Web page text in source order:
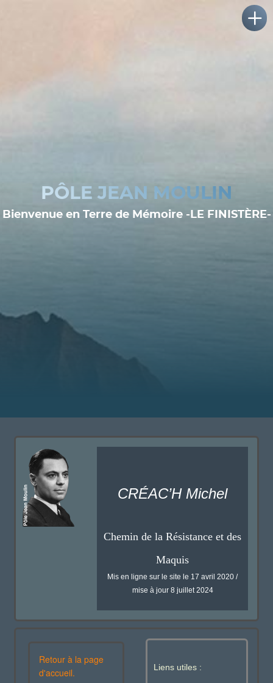
PÔLE JEAN MOULIN
Bienvenue en Terre de Mémoire -LE FINISTÈRE-
CRÉAC’H Michel
Chemin de la Résistance et des
Maquis
Mis en ligne sur le site le 17 avril 2020 /
mise à jour 8 juillet 2024
Retour à la page
d'accueil.
Liens utiles :